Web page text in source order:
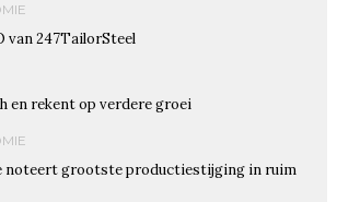
van 247TailorSteel
en rekent op verdere groei
noteert grootste productiestijging in ruim